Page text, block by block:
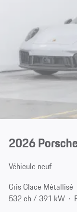
2026
Véhicule neuf
Gris Glace Métallisé
532 ch / 391 kW